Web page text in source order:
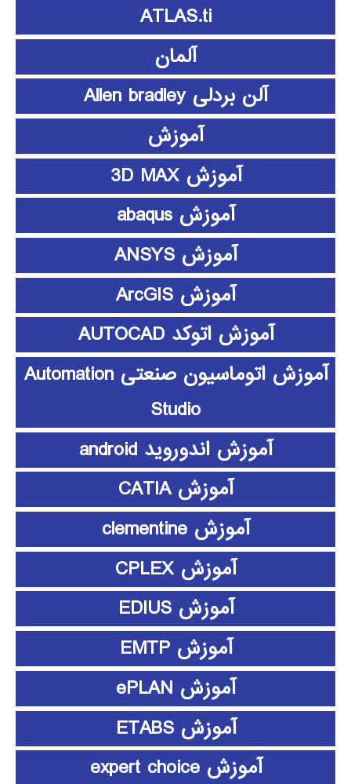
ATLAS.ti
آلمان
آلن بردلی Allen bradley
آموزش
آموزش 3D MAX
آموزش abaqus
آموزش ANSYS
آموزش ArcGIS
آموزش اتوکد AUTOCAD
آموزش اتوماسیون صنعتی Automation
Studio
آموزش اندوروید android
آموزش CATIA
آموزش clementine
آموزش CPLEX
آموزش EDIUS
آموزش EMTP
آموزش ePLAN
آموزش ETABS
آموزش expert choice